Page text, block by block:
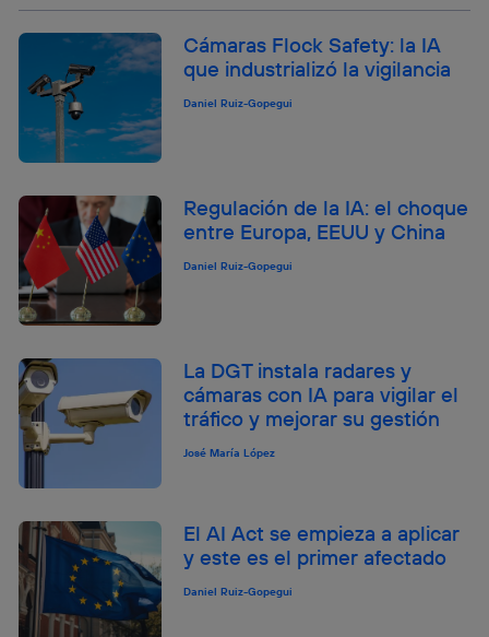
Cámaras Flock Safety: la IA
que industrializó la vigilancia
Daniel Ruiz-Gopegui
Regulación de la IA: el choque
entre Europa, EEUU y China
Daniel Ruiz-Gopegui
La DGT instala radares y
cámaras con IA para vigilar el
tráfico y mejorar su gestión
José María López
El AI Act se empieza a aplicar
y este es el primer afectado
Daniel Ruiz-Gopegui